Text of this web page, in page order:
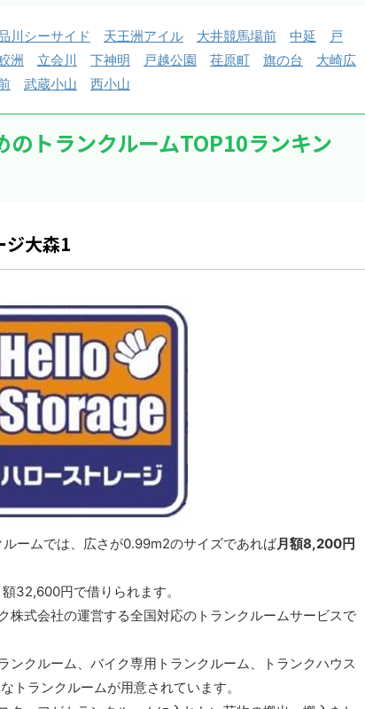
川シーサイド 天王洲アイル 大井競馬場前 中延
戸
洲 立会川 下神明 戸越公園 荏原町 旗の台
大崎広
武蔵小山 西小山
のトランクルームTOP10ランキン
ジ大森1
ームでは、広さが0.99m2のサイズであれば月額8,200円
32,600円で借りられます。
株式会社の運営する全国対応のトランクルームサービスで
ンクルーム、バイク専用トランクルーム、トランクハウス
トランクルームが用意されています。